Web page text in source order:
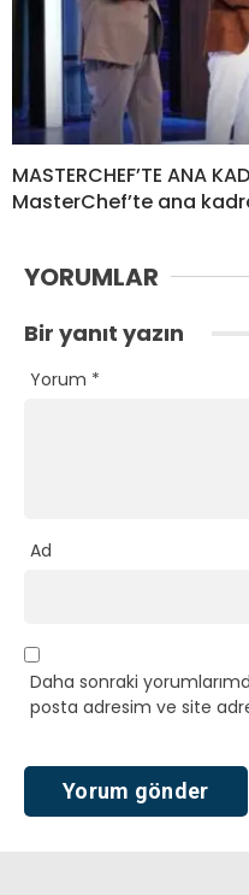
MASTERCHEF’TE ANA
MasterChef’te ana
YORUMLAR
Bir yanıt yazın
Yorum *
Ad
Daha sonraki
posta adresim ve site